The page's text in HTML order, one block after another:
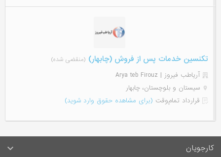
تکنسین خدمات پس از فروش (چابهار) (منقضی شده)
آریاطب فیروز | Arya teb Firouz
سیستان و بلوچستان، چابهار
قرارداد تمام‌وقت (برای مشاهده حقوق وارد شوید)
کارجویان